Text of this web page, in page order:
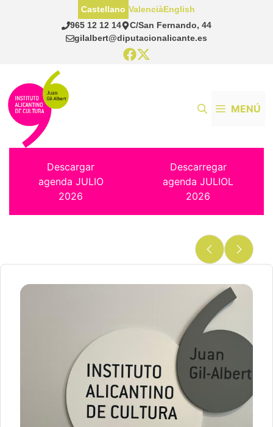
965 12 12 14
C/San Fernando, 44
gilalbert@diputacionalicante.es
Castellano ValenciàEnglish
MENÚ
Descargar
agenda JULIO
2026
Descarregar
agenda JULIOL
2026